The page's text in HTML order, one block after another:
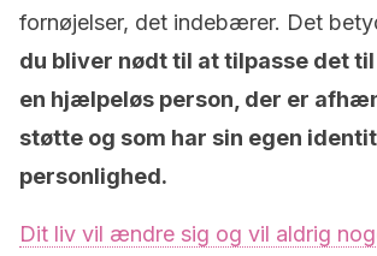
fornøjelser, det indebærer. Det
du bliver nødt til at tilpasse det
en hjælpeløs person, der er
støtte og som har sin egen
personlighed.
Dit liv vil ændre sig og vil aldrig